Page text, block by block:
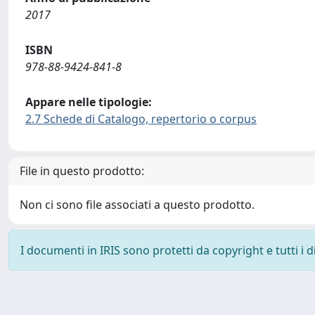
2017
ISBN
978-88-9424-841-8
Appare nelle tipologie:
2.7 Schede di Catalogo, repertorio o corpus
File in questo prodotto:
Non ci sono file associati a questo prodotto.
I documenti in IRIS sono protetti da copyright e tutti i